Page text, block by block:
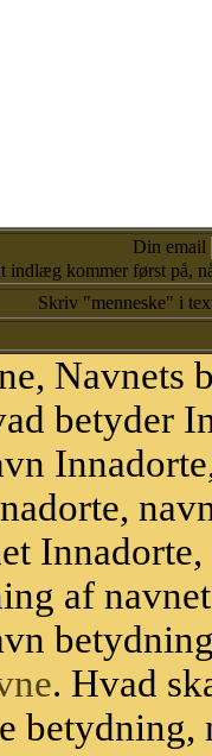
Din email
indlæg kommer først på,
Skriv "menneske" i
Navnets
betyder
af
. Hvad